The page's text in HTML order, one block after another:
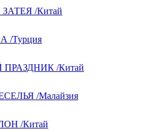
/Китай
/Турция
/Китай
/Малайзия
/Китай